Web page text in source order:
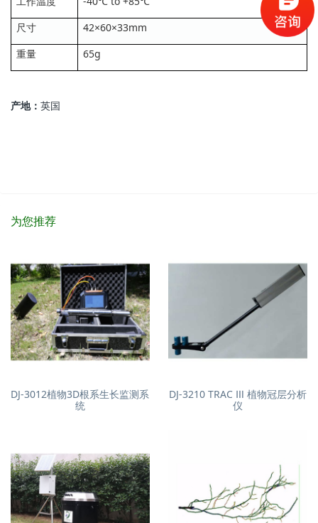
尺寸
42×60×33mm
重量
65g
产地： 英国
为您推荐
DJ-3012植物3D根系生长监测系
统
DJ-3210 TRAC Ⅲ 植物冠层分析
仪